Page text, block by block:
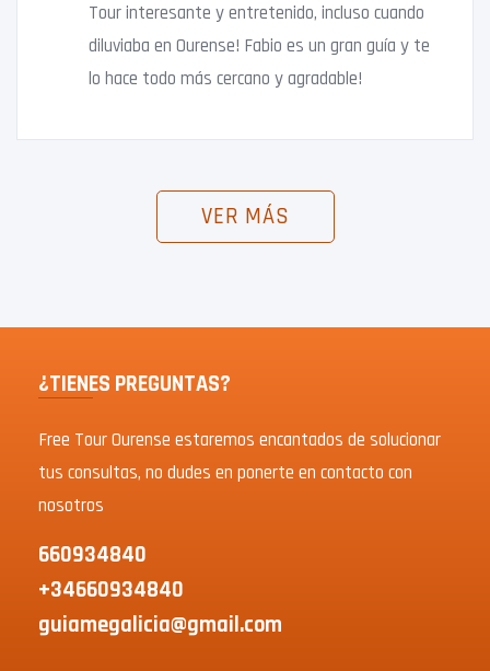
Tour interesante y entretenido, incluso cuando
diluviaba en Ourense! Fabio es un gran guía y te
lo hace todo más cercano y agradable!
VER MÁS
¿TIENES PREGUNTAS?
Free Tour Ourense estaremos encantados de solucionar
tus consultas, no dudes en ponerte en contacto con
nosotros
660934840
+34660934840
guiamegalicia@gmail.com